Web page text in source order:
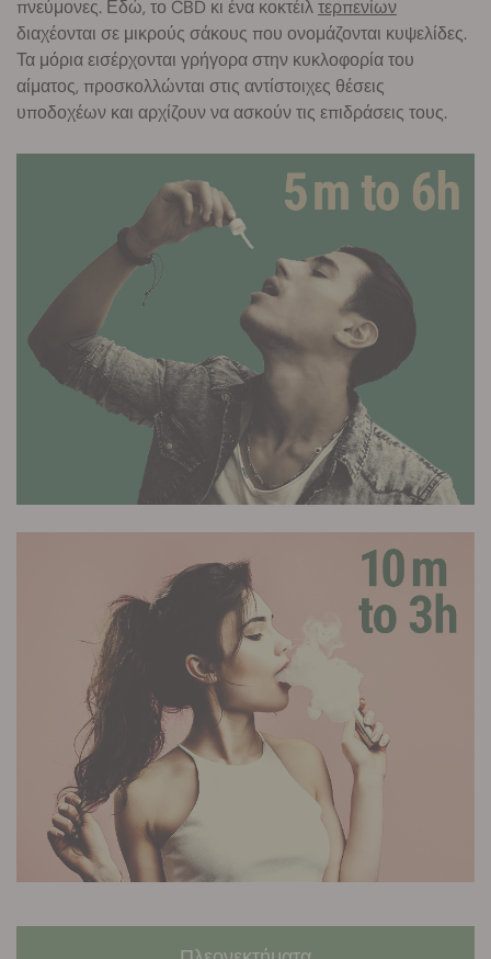
πνεύμονες. Εδώ, το CBD κι ένα κοκτέιλτερπενίων
διαχέονται σε μικρούς σάκους που ονομάζονται κυψελίδες.
Τα μόρια εισέρχονται γρήγορα στην κυκλοφορία του
αίματος, προσκολλώνται στις αντίστοιχες θέσεις
υποδοχέων και αρχίζουν να ασκούν τις επιδράσεις τους.